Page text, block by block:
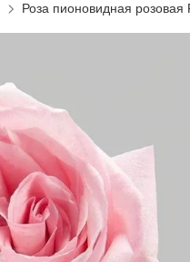
Роза пионовидная